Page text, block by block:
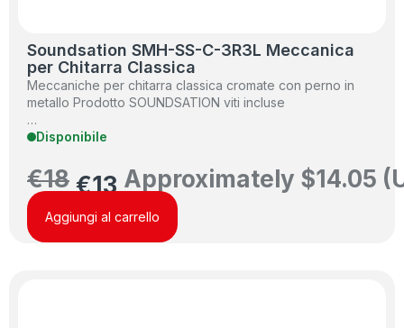
Soundsation SMH-SS-C-3R3L Meccanica
per Chitarra Classica
Meccaniche per chitarra classica cromate con perno in
metallo Prodotto SOUNDSATION viti incluse
…
Disponibile
€18 €13 Approximately $14.05
Aggiungi al carrello